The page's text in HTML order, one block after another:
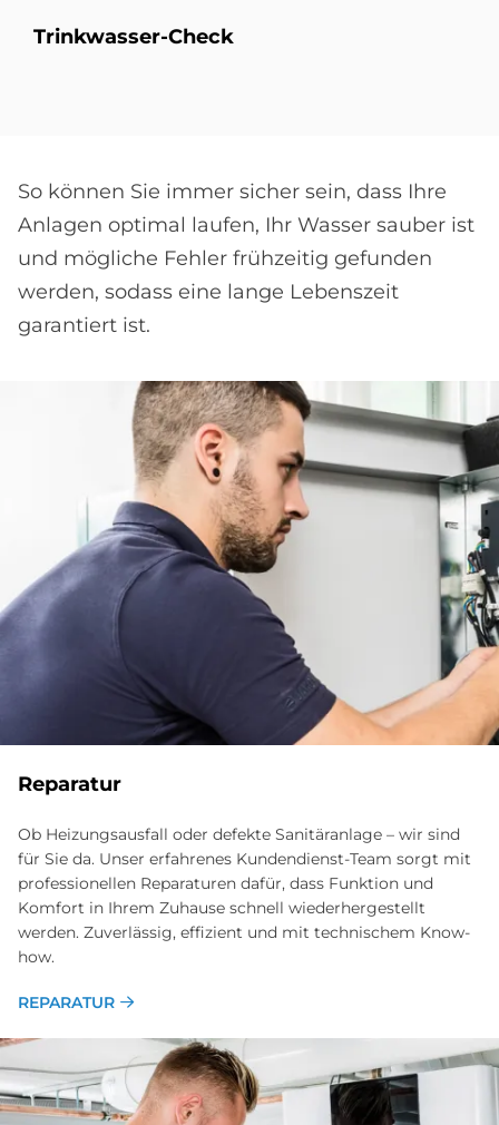
Trink­was­ser-Check
So können Sie immer sicher sein, dass Ihre
Anlagen optimal laufen, Ihr Wasser sauber ist
und mögliche Fehler frühzeitig gefunden
werden, sodass eine lange Lebenszeit
garantiert ist.
Re­pa­ra­tur
Ob Heizungsausfall oder defekte Sanitäranlage – wir sind
für Sie da. Unser erfahrenes Kundendienst-Team sorgt mit
professionellen Reparaturen dafür, dass Funktion und
Komfort in Ihrem Zuhause schnell wiederhergestellt
werden. Zuverlässig, effizient und mit technischem Know-
how.
REPARATUR